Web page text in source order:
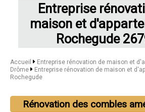
Entreprise
maison et
Rochegude
Accueil
Entreprise rénovation de maison et
Drôme
Entreprise rénovation de maison et
Rochegude
Rénovation des combles